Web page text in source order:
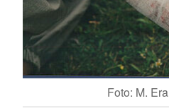
Foto: M.